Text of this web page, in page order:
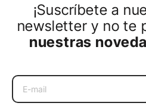
¡Suscríbete a
newsletter y no te
nuestras
Email